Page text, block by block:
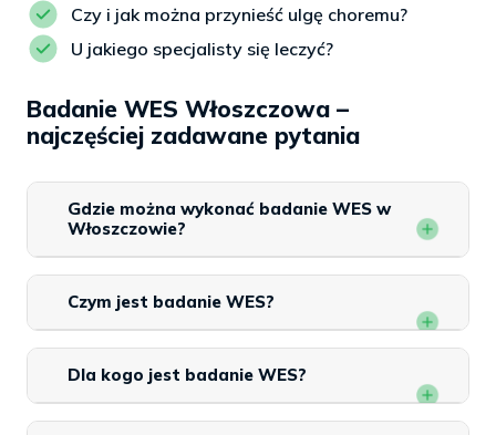
Czy i jak można przynieść ulgę choremu?
U jakiego specjalisty się leczyć?
Badanie WES Włoszczowa –
najczęściej zadawane pytania
Gdzie można wykonać badanie WES w
Włoszczowie?
Czym jest badanie WES?
Dla kogo jest badanie WES?